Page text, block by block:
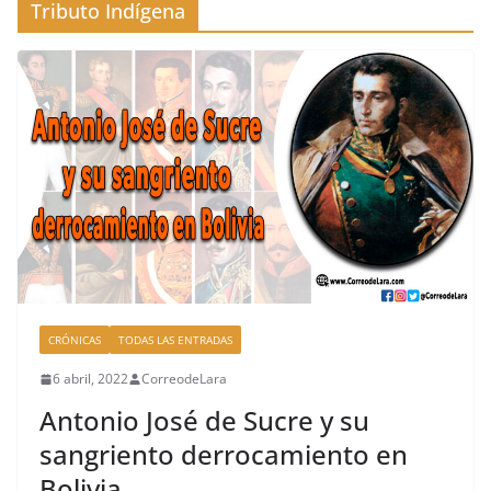
Tributo Indígena
CRÓNICAS TODAS LAS ENTRADAS
6 abril, 2022 CorreodeLara
Antonio José de Sucre y su
sangriento derrocamiento en